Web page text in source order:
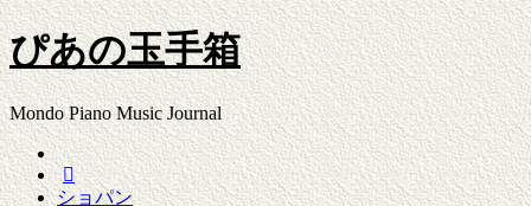
ぴあの玉手箱
Mondo Piano Music Journal
ショパン